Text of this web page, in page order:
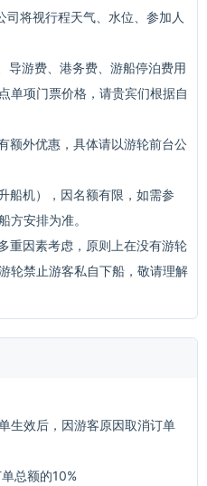
司将视行程天气、水位、参加人
导游费、港务费、游船停泊费用
单项门票价格，请贵宾们根据自
额外优惠，具体请以游轮前台公
船机），因名额有限，如需参
方安排为准。
重因素考虑，原则上在没有游轮
轮禁止游客私自下船，敬请理解
生效后，因游客原因取消订单
总额的10%